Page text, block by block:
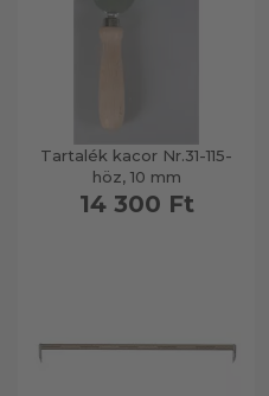
Tartalék kacor Nr.31-115-
höz, 10 mm
14 300 Ft